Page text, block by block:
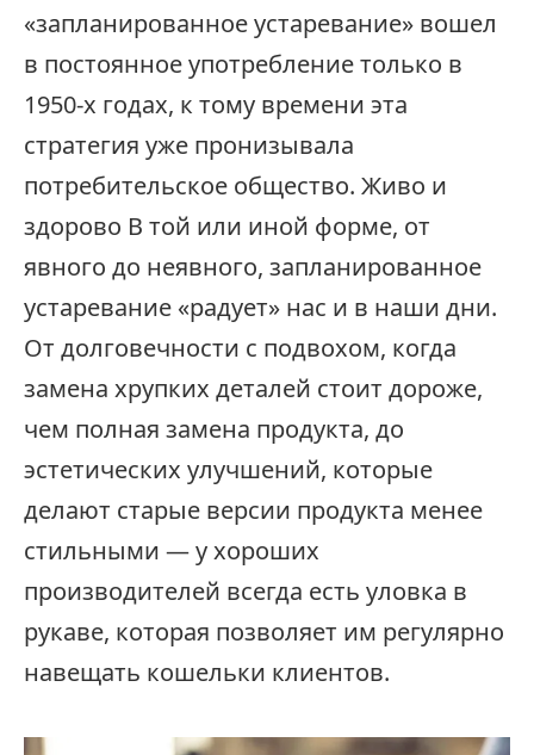
«запланированное устаревание» вошел
в постоянное употребление только в
1950-х годах, к тому времени эта
стратегия уже пронизывала
потребительское общество. Живо и
здорово В той или иной форме, от
явного до неявного, запланированное
устаревание «радует» нас и в наши дни.
От долговечности с подвохом, когда
замена хрупких деталей стоит дороже,
чем полная замена продукта, до
эстетических улучшений, которые
делают старые версии продукта менее
стильными — у хороших
производителей всегда есть уловка в
рукаве, которая позволяет им регулярно
навещать кошельки клиентов.